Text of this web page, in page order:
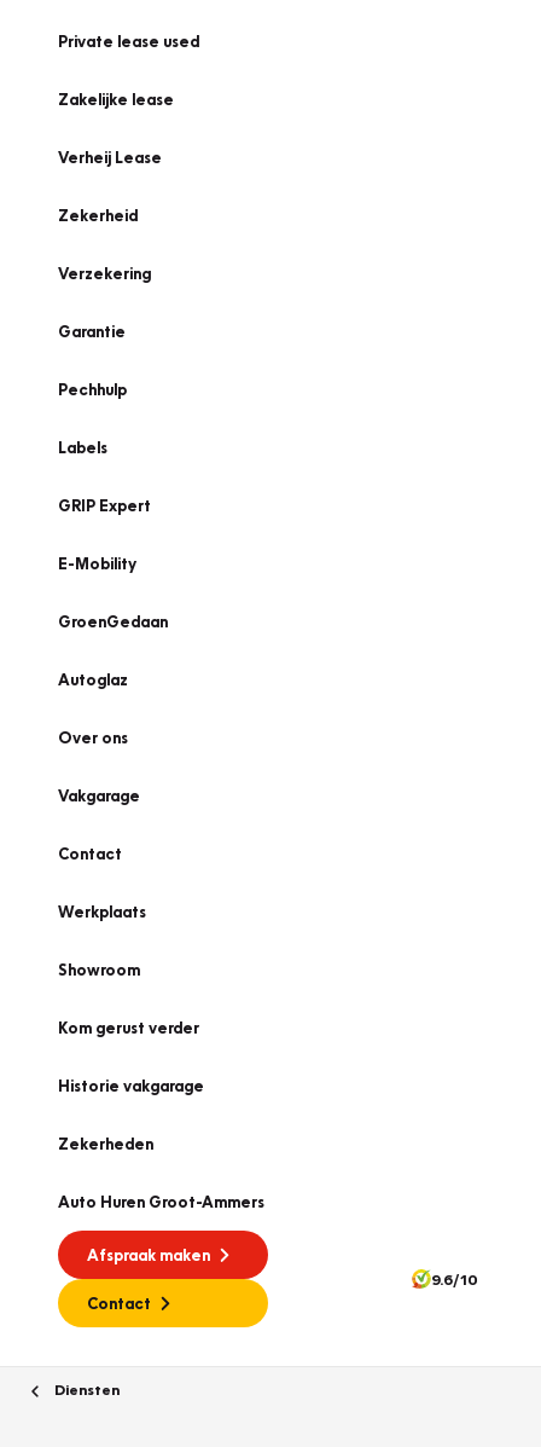
Private lease used
Zakelijke lease
Verheij Lease
Zekerheid
Verzekering
Garantie
Pechhulp
Labels
GRIP Expert
E-Mobility
GroenGedaan
Autoglaz
Over ons
Vakgarage
Contact
Werkplaats
Showroom
Kom gerust verder
Historie vakgarage
Zekerheden
Auto Huren Groot-Ammers
Afspraak maken
Contact
9.6/10
Diensten